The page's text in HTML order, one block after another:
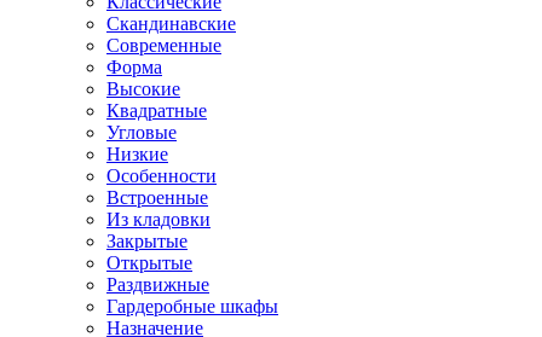
Скандинавские
Современные
Форма
Высокие
Квадратные
Угловые
Низкие
Особенности
Встроенные
Из кладовки
Закрытые
Открытые
Раздвижные
Гардеробные шкафы
Назначение